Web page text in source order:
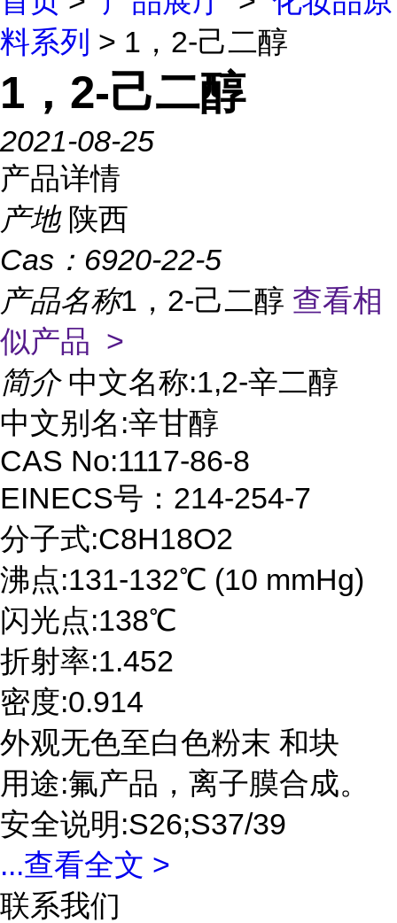
料系列 > 1，2-己二醇
1，2-己二醇
2021-08-25
产品详情
产地 陕西
Cas： 6920-22-5
产品名称1，2-己二醇 查看相
似产品 >
简介 中文名称:1,2-辛二醇
中文别名:辛甘醇
CAS No:1117-86-8
EINECS号：214-254-7
分子式:C8H18O2
沸点:131-132℃ (10 mmHg)
闪光点:138℃
折射率:1.452
密度:0.914
外观无色至白色粉末 和块
用途:氟产品，离子膜合成。
安全说明:S26;S37/39
...查看全文 >
联系我们